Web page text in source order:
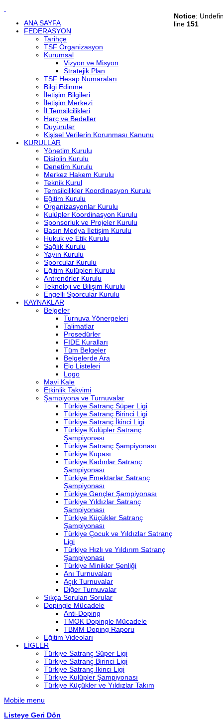
ANA SAYFA
FEDERASYON
Tarihçe
TSF Organizasyon
Kurumsal
Vizyon ve Misyon
Stratejik Plan
TSF Hesap Numaraları
Bilgi Edinme
İletişim Bilgileri
İletişim Merkezi
İl Temsilcilikleri
Harç ve Bedeller
Duyurular
Kişisel Verilerin Korunması Kanunu
KURULLAR
Yönetim Kurulu
Disiplin Kurulu
Denetim Kurulu
Merkez Hakem Kurulu
Teknik Kurul
Temsilcilikler Koordinasyon Kurulu
Eğitim Kurulu
Organizasyonlar Kurulu
Kulüpler Koordinasyon Kurulu
Sponsorluk ve Projeler Kurulu
Basın Medya İletişim Kurulu
Hukuk ve Etik Kurulu
Sağlık Kurulu
Yayın Kurulu
Sporcular Kurulu
Eğitim Kulüpleri Kurulu
Antrenörler Kurulu
Teknoloji ve Bilişim Kurulu
Engelli Sporcular Kurulu
KAYNAKLAR
Belgeler
Turnuva Yönergeleri
Talimatlar
Prosedürler
FIDE Kuralları
Tüm Belgeler
Belgelerde Ara
Elo Listeleri
Logo
Mavi Kale
Etkinlik Takvimi
Şampiyona ve Turnuvalar
Türkiye Satranç Süper Ligi
Türkiye Satranç Birinci Ligi
Türkiye Satranç İkinci Ligi
Türkiye Kulüpler Satranç
Şampiyonası
Türkiye Satranç Şampiyonası
Türkiye Kupası
Türkiye Kadınlar Satranç
Şampiyonası
Türkiye Emektarlar Satranç
Şampiyonası
Türkiye Gençler Şampiyonası
Türkiye Yıldızlar Satranç
Şampiyonası
Türkiye Küçükler Satranç
Şampiyonası
Türkiye Çocuk ve Yıldızlar Satranç
Ligi
Türkiye Hızlı ve Yıldırım Satranç
Şampiyonası
Türkiye Minikler Şenliği
Anı Turnuvaları
Açık Turnuvalar
Diğer Turnuvalar
Sıkça Sorulan Sorular
Dopingle Mücadele
Anti-Doping
TMOK Dopingle Mücadele
TBMM Doping Raporu
Eğitim Videoları
LİGLER
Türkiye Satranç Süper Ligi
Türkiye Satranç Birinci Ligi
Türkiye Satranç İkinci Ligi
Türkiye Kulüpler Şampiyonası
Türkiye Küçükler ve Yıldızlar Takım
Mobile menu
Listeye Geri Dön
Notice:
line 151